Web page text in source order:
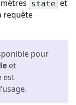
state et
requête
pour
et
est